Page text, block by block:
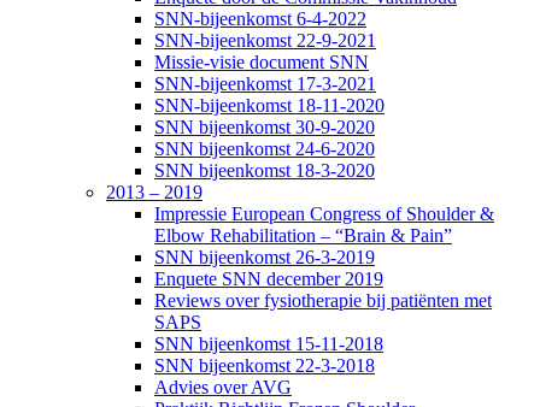
SNN-bijeenkomst 6-4-2022
SNN-bijeenkomst 22-9-2021
Missie-visie document SNN
SNN-bijeenkomst 17-3-2021
SNN-bijeenkomst 18-11-2020
SNN bijeenkomst 30-9-2020
SNN bijeenkomst 24-6-2020
SNN bijeenkomst 18-3-2020
2013 – 2019
Impressie European Congress of Shoulder &
Elbow Rehabilitation – “Brain & Pain”
SNN bijeenkomst 26-3-2019
Enquete SNN december 2019
Reviews over fysiotherapie bij patiënten met
SAPS
SNN bijeenkomst 15-11-2018
SNN bijeenkomst 22-3-2018
Advies over AVG